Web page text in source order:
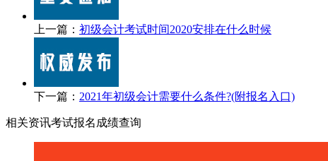
上一篇： 初级会计考试时间2020安排在什么时候
下一篇： 2021年初级会计需要什么条件?(附报名入口)
相关资讯考试报名 成绩查询